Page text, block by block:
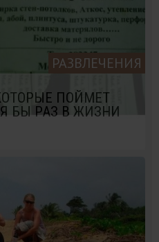
РАЗВЛЕЧЕНИЯ
ПОЙМЕТ
БЫ РАЗ В ЖИЗНИ